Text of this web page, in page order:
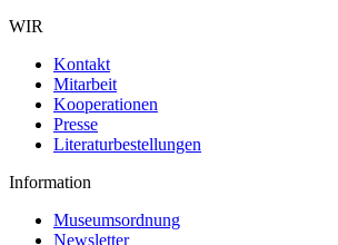
WIR
Kontakt
Mitarbeit
Kooperationen
Presse
Literaturbestellungen
Information
Museumsordnung
Newsletter